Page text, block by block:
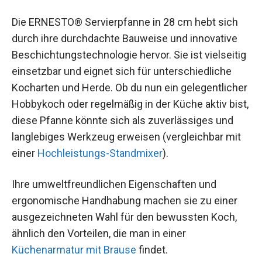
Die ERNESTO® Servierpfanne in 28 cm hebt sich
durch ihre durchdachte Bauweise und innovative
Beschichtungstechnologie hervor. Sie ist vielseitig
einsetzbar und eignet sich für unterschiedliche
Kocharten und Herde. Ob du nun ein gelegentlicher
Hobbykoch oder regelmäßig in der Küche aktiv bist,
diese Pfanne könnte sich als zuverlässiges und
langlebiges Werkzeug erweisen (vergleichbar mit
einer Hochleistungs-Standmixer).
Ihre umweltfreundlichen Eigenschaften und
ergonomische Handhabung machen sie zu einer
ausgezeichneten Wahl für den bewussten Koch,
ähnlich den Vorteilen, die man in einer
Küchenarmatur mit Brause findet.